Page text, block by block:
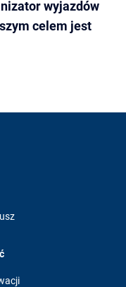
wyjazdów
celem jest